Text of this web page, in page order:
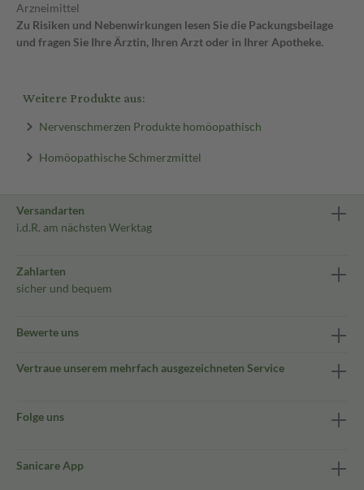
Arzneimittel
Zu Risiken und Nebenwirkungen lesen Sie die Packungsbeilage
und fragen Sie Ihre Ärztin, Ihren Arzt oder in Ihrer Apotheke.
Weitere Produkte aus:
Nervenschmerzen Produkte homöopathisch
Homöopathische Schmerzmittel
Versandarten
i.d.R. am nächsten Werktag
Zahlarten
sicher und bequem
Bewerte uns
Vertraue unserem mehrfach ausgezeichneten Service
Folge uns
Sanicare App